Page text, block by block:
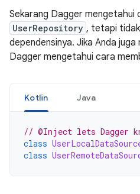
Sekarang Dagger
UserRepository , tetapi
dependensinya. Jika Anda
Dagger mengetahui cara
Kotlin Java
// @Inject lets Dagger
class
class